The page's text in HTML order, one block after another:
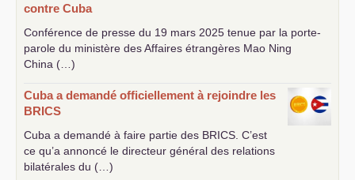
contre Cuba
Conférence de presse du 19 mars 2025 tenue par la porte-
parole du ministère des Affaires étrangères Mao Ning
China (…)
Cuba a demandé officiellement à rejoindre les
BRICS
Cuba a demandé à faire partie des BRICS . C’est
ce qu’a annoncé le directeur général des relations
bilatérales du (…)